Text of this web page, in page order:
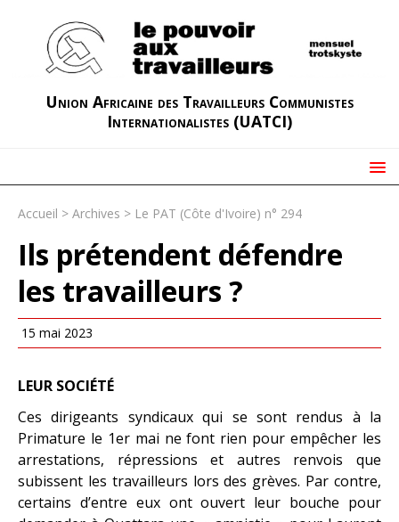
Union Africaine des Travailleurs Communistes
Internationalistes (UATCI)
Accueil > Archives > Le PAT (Côte d'Ivoire) n° 294
Ils prétendent défendre
les travailleurs ?
15 mai 2023
LEUR SOCIÉTÉ
Ces dirigeants syndicaux qui se sont rendus à la
Primature le 1er mai ne font rien pour empêcher les
arrestations, répressions et autres renvois que
subissent les travailleurs lors des grèves. Par contre,
certains d’entre eux ont ouvert leur bouche pour